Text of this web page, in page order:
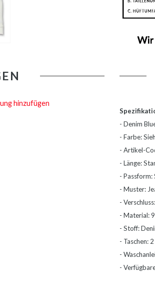
hinzufügen
- Denim
- Farbe:
- Artikel-
- Länge:
- Passform:
- Muster:
-
- Material:
- Stoff:
- Taschen:
-
-